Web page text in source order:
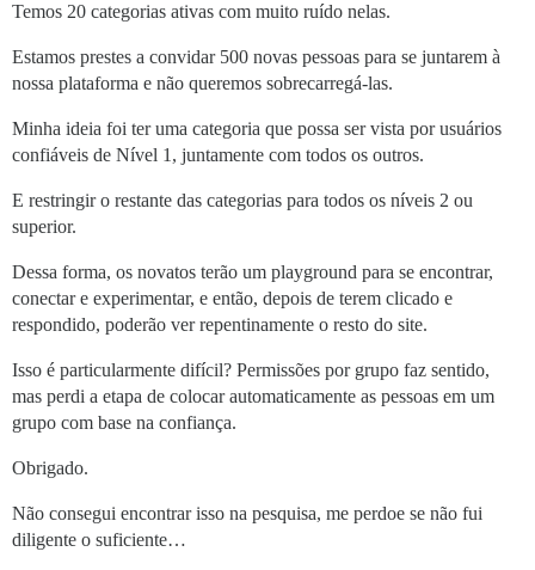
Temos 20 categorias ativas com muito ruído nelas.
Estamos prestes a convidar 500 novas pessoas para se juntarem à
nossa plataforma e não queremos sobrecarregá-las.
Minha ideia foi ter uma categoria que possa ser vista por usuários
confiáveis de Nível 1, juntamente com todos os outros.
E restringir o restante das categorias para todos os níveis 2 ou
superior.
Dessa forma, os novatos terão um playground para se encontrar,
conectar e experimentar, e então, depois de terem clicado e
respondido, poderão ver repentinamente o resto do site.
Isso é particularmente difícil? Permissões por grupo faz sentido,
mas perdi a etapa de colocar automaticamente as pessoas em um
grupo com base na confiança.
Obrigado.
Não consegui encontrar isso na pesquisa, me perdoe se não fui
diligente o suficiente…